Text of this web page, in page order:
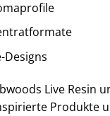
Designs
Live Resin
Produkte